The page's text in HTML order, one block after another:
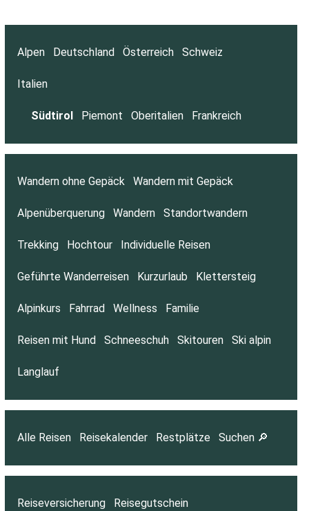
Alpen Deutschland Österreich Schweiz
Italien
Südtirol Piemont Oberitalien Frankreich
Wandern ohne Gepäck Wandern mit Gepäck
Alpenüberquerung Wandern Standortwandern
Trekking Hochtour Individuelle Reisen
Geführte Wanderreisen Kurzurlaub Klettersteig
Alpinkurs Fahrrad Wellness Familie
Reisen mit Hund Schneeschuh Skitouren Ski alpin
Langlauf
Alle Reisen Reisekalender Restplätze Suchen 🔎
Reiseversicherung Reisegutschein